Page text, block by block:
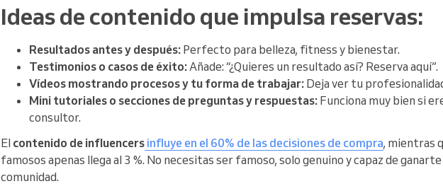
Ideas de contenido que impulsa reservas:
Resultados antes y después: Perfecto para belleza, fitness y bienestar.
Testimonios o casos de éxito: Añade: “¿Quieres un resultado así? Reserva aquí”.
Vídeos mostrando procesos y tu forma de trabajar: Deja ver tu
Mini tutoriales o secciones de preguntas y respuestas: Funciona muy bien si
consultor.
El contenido de influencers influye en el 60% de las decisiones de compra, mientras
famosos apenas llega al 3 %. No necesitas ser famoso, solo genuino y capaz de
comunidad.